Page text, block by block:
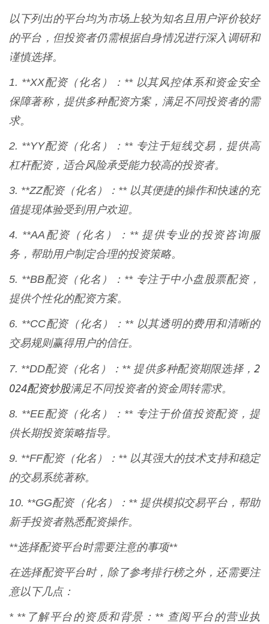
以下列出的平台均为市场上较为知名且用户评价较好
的平台，但投资者仍需根据自身情况进行深入调研和
谨慎选择。
1. **XX配资（化名）：** 以其风控体系和资金安全
保障著称，提供多种配资方案，满足不同投资者的需
求。
2. **YY配资（化名）：** 专注于短线交易，提供高
杠杆配资，适合风险承受能力较高的投资者。
3. **ZZ配资（化名）：** 以其便捷的操作和快速的充
值提现体验受到用户欢迎。
4. **AA配资（化名）：** 提供专业的投资咨询服
务，帮助用户制定合理的投资策略。
5. **BB配资（化名）：** 专注于中小盘股票配资，
提供个性化的配资方案。
6. **CC配资（化名）：** 以其透明的费用和清晰的
交易规则赢得用户的信任。
7. **DD配资（化名）：** 提供多种配资期限选择， 2
024配资炒股满足不同投资者的资金周转需求。
8. **EE配资（化名）：** 专注于价值投资配资，提
供长期投资策略指导。
9. **FF配资（化名）：** 以其强大的技术支持和稳定
的交易系统著称。
10. **GG配资（化名）：** 提供模拟交易平台，帮助
新手投资者熟悉配资操作。
**选择配资平台时需要注意的事项**
在选择配资平台时，除了参考排行榜之外，还需要注
意以下几点：
* **了解平台的资质和背景：** 查阅平台的营业执